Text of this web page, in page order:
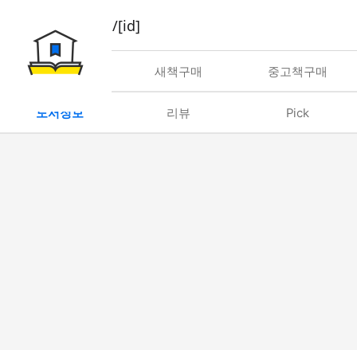
book/rent/[id]
대여 새책구매 중고책구매
도서정보 리뷰 Pick